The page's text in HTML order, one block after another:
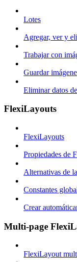
Lotes
Agregar, ver y
Trabajar con
Guardar
Eliminar datos
FlexiLayouts
FlexiLayouts
Propiedades de
Alternativas de
Constantes
Crear
Multi-page
FlexiLayout